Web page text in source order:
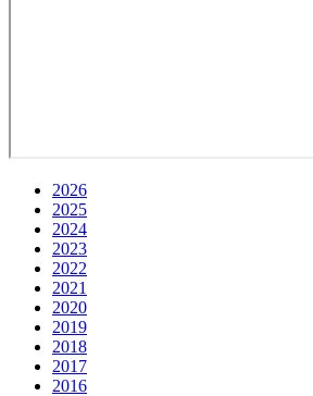
2026
2025
2024
2023
2022
2021
2020
2019
2018
2017
2016